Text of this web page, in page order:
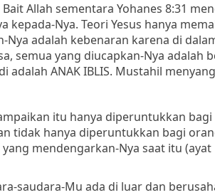
Allah sementara Yohanes 8:31
Nya. Teori Yesus hanya
Nya adalah kebenaran karena di
semua yang diucapkan-Nya adalah
adalah ANAK IBLIS. Mustahil
itu hanya diperuntukkan
tidak hanya diperuntukkan bagi
mendengarkan-Nya saat itu (ayat
saudara-Mu ada di luar dan